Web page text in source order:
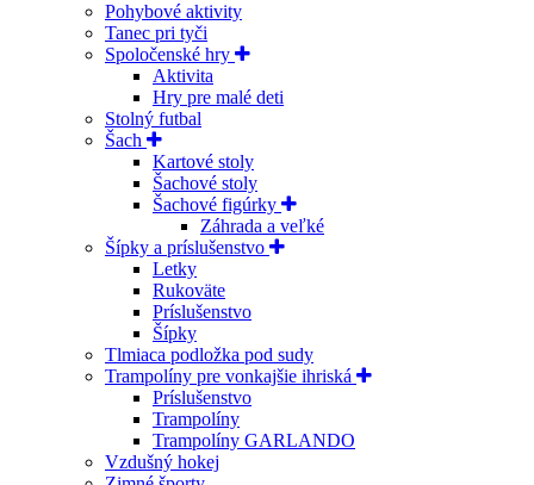
Pohybové aktivity
Tanec pri tyči
Spoločenské hry
Aktivita
Hry pre malé deti
Stolný futbal
Šach
Kartové stoly
Šachové stoly
Šachové figúrky
Záhrada a veľké
Šípky a príslušenstvo
Letky
Rukoväte
Príslušenstvo
Šípky
Tlmiaca podložka pod sudy
Trampolíny pre vonkajšie ihriská
Príslušenstvo
Trampolíny
Trampolíny GARLANDO
Vzdušný hokej